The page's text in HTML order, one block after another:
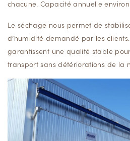
chacune. Capacité annuelle
Le séchage nous permet de
d’humidité demandé par les
garantissent une qualité stable
transport sans détériorations de la